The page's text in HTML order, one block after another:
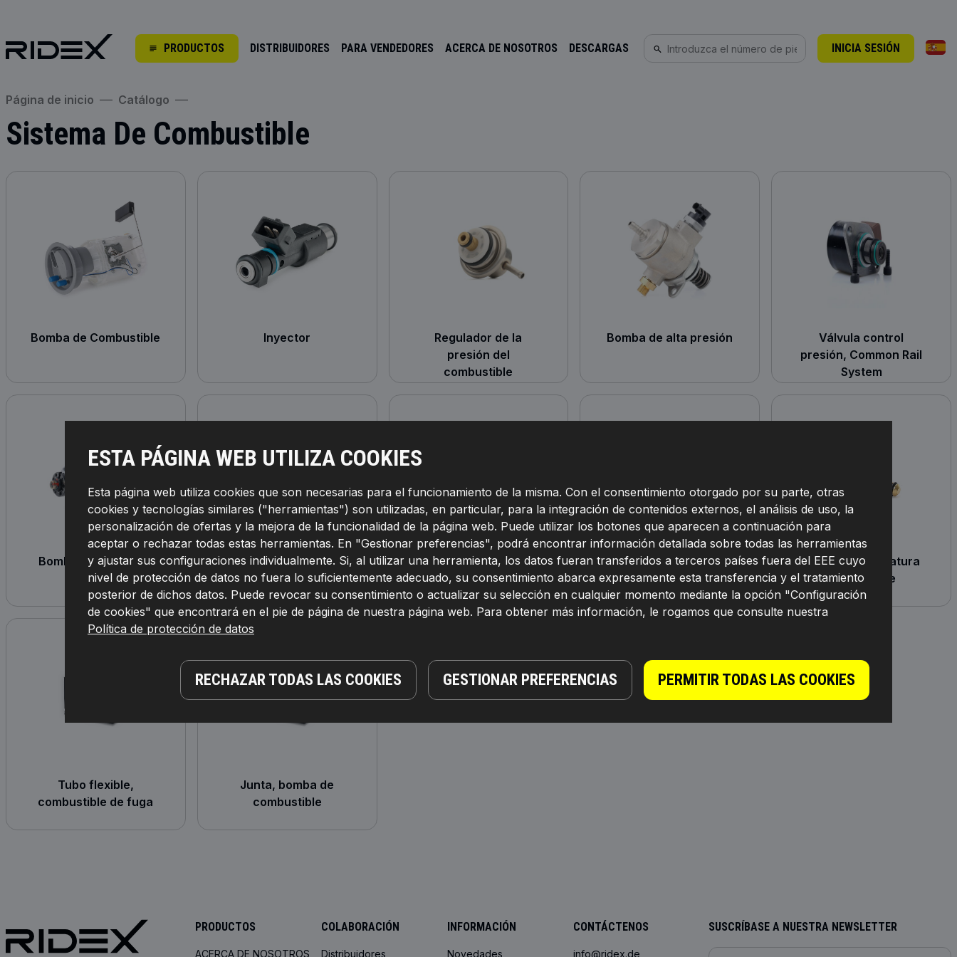
PRODUCTOS DISTRIBUIDORES PARA VENDEDORES ACERCA DE NOSOTROS DESCARGAS INICIA SESIÓN
ESTA PÁGINA WEB UTILIZA COOKIES
Esta página web utiliza cookies que son necesarias para el funcionamiento de la misma. Con el consentimiento otorgado por su parte, otras
cookies y tecnologías similares ("herramientas") son utilizadas, en particular, para la integración de contenidos externos, el análisis de uso, la
personalización de ofertas y la mejora de la funcionalidad de la página web. Puede utilizar los botones que aparecen a continuación para
aceptar o rechazar todas estas herramientas. En "Gestionar preferencias", podrá encontrar información detallada sobre todas las herramientas
y ajustar sus configuraciones individualmente. Si, al utilizar una herramienta, los datos fueran transferidos a terceros países fuera del EEE cuyo
nivel de protección de datos no fuera lo suficientemente adecuado, su consentimiento abarca expresamente esta transferencia y el tratamiento
posterior de dichos datos. Puede revocar su consentimiento o actualizar su selección en cualquier momento mediante la opción "Configuración
de cookies" que encontrará en el pie de página de nuestra página web. Para obtener más información, le rogamos que consulte nuestra
Política de protección de datos
RECHAZAR TODAS LAS COOKIES GESTIONAR PREFERENCIAS PERMITIR TODAS LAS COOKIES
Página de inicio Catálogo
Sistema De Combustible
Bomba de Combustible Inyector
Regulador de la
presión del
combustible
Bomba de alta presión
Válvula control
presión, Common Rail
System
Bomba de inyección Unidad bomba-inyector
Válvula reguladora
caudal combustible -
Common Rail System
Válvula de ventilación,
depósito de
combustible
Sensor, temperatura
combustible
Tubo flexible,
combustible de fuga
Junta, bomba de
combustible
PRODUCTOS
ACERCA DE NOSOTROS
COLABORACIÓN
Distribuidores
INFORMACIÓN
Novedades
CONTÁCTENOS
info@ridex.de
SUSCRÍBASE A NUESTRA NEWSLETTER